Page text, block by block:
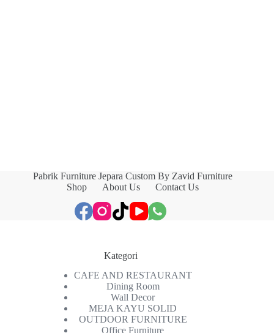
Pabrik Furniture Jepara Custom By Zavid Furniture
Shop
About Us Contact Us
Kategori
CAFE AND RESTAURANT
Dining Room
Wall Decor
MEJA KAYU SOLID
OUTDOOR FURNITURE
Office Furniture